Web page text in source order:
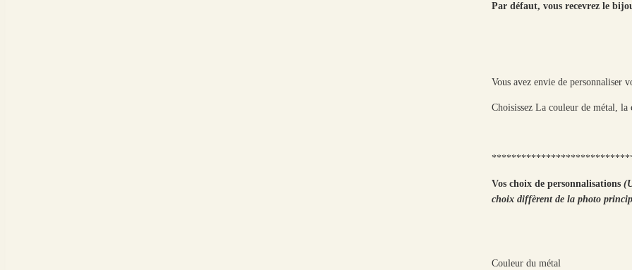
Par défaut, vous recevrez le
Vous avez envie de personnaliser
Choisissez La couleur de métal,
Vos choix de personnalisations
choix diffèrent de la photo
Couleur du métal